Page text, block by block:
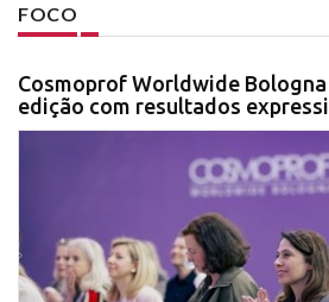
FOCO
Cosmoprof Worldwide Bologna
edição com resultados